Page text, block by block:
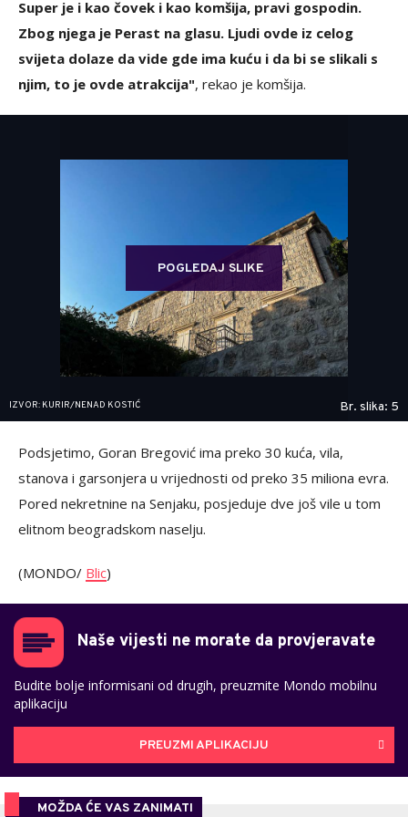
Super je i kao čovek i kao komšija, pravi gospodin.
Zbog njega je Perast na glasu. Ljudi ovde iz celog
svijeta dolaze da vide gde ima kuću i da bi se slikali s
njim, to je ovde atrakcija", rekao je komšija.
POGLEDAJ SLIKE
IZVOR: KURIR/NENAD KOSTIĆ Br. slika: 5
Podsjetimo, Goran Bregović ima preko 30 kuća, vila,
stanova i garsonjera u vrijednosti od preko 35 miliona evra.
Pored nekretnine na Senjaku, posjeduje dve još vile u tom
elitnom beogradskom naselju.
(MONDO/ Blic)
Naše vijesti ne morate da provjeravate
Budite bolje informisani od drugih, preuzmite Mondo mobilnu
aplikaciju
PREUZMI APLIKACIJU
MOŽDA ĆE VAS ZANIMATI